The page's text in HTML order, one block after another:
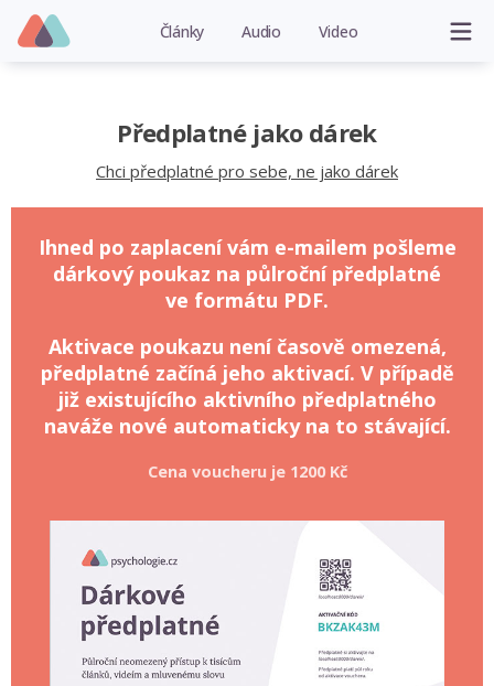
Články Audio Video
Předplatné jako dárek
Chci předplatné pro sebe, ne jako dárek
Ihned po zaplacení vám e-mailem pošleme
dárkový poukaz na půlroční předplatné
ve formátu PDF.
Aktivace poukazu není časově omezená,
předplatné začíná jeho aktivací. V případě
již existujícího aktivního předplatného
naváže nové automaticky na to stávající.
Cena voucheru je 1200 Kč